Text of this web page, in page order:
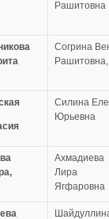
Рашитовна
Согрина
Рашитовна,
Силина
Юрьевна
Ахмадиева
Лира
Ягфаровна